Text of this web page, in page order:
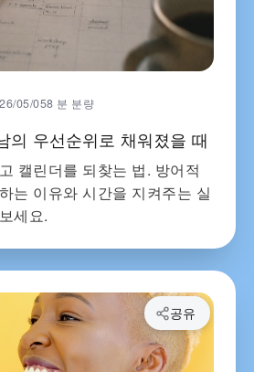
05/058 분 분량
의 우선순위로 채워졌을 때
캘린더를 되찾는 법. 방어적
는 이유와 시간을 지켜주는 실
세요.
공유